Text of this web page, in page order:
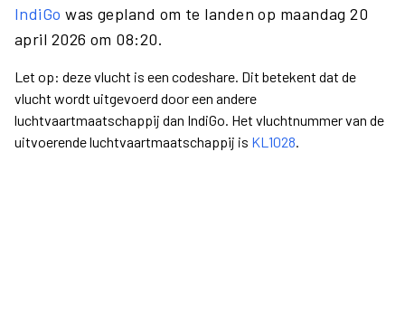
IndiGo was gepland om te landen op maandag 20
april 2026 om 08:20.
Let op: deze vlucht is een codeshare. Dit betekent dat de
vlucht wordt uitgevoerd door een andere
luchtvaartmaatschappij dan IndiGo. Het vluchtnummer van de
uitvoerende luchtvaartmaatschappij is KL1028.